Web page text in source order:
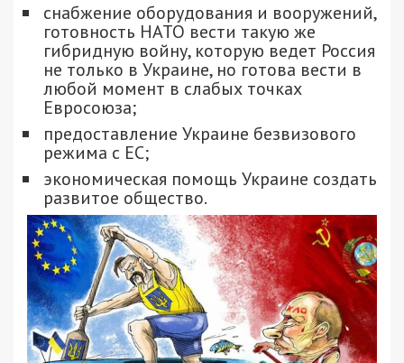
снабжение оборудования и вооружений,
готовность НАТО вести такую ​​же
гибридную войну, которую ведет Россия
не только в Украине, но готова вести в
любой момент в слабых точках
Евросоюза;
предоставление Украине безвизового
режима с ЕС;
экономическая помощь Украине создать
развитое общество.